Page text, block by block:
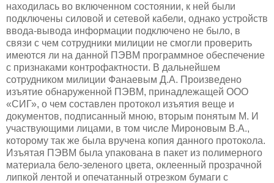
находилась во включенном состоянии, к ней были
подключены силовой и сетевой кабели, однако устройств
ввода-вывода информации подключено не было, в
связи с чем сотрудники милиции не смогли проверить
имеются ли на данной ПЭВМ программное обеспечение
с признаками контрофактности. В дальнейшем
сотрудником милиции Фанаевым Д.А. Произведено
изъятие обнаруженной ПЭВМ, принадлежащей ООО
«СИГ», о чем составлен протокол изъятия веще и
документов, подписанный мною, вторым понятым М. И
участвующими лицами, в том числе Мироновым В.А.,
которому так же была вручена копия данного протокола.
Изъятая ПЭВМ была упакована в пакет из полимерного
материала бело-зеленого цвета, оклеенный прозрачной
липкой лентой и опечатанный отрезком бумаги с